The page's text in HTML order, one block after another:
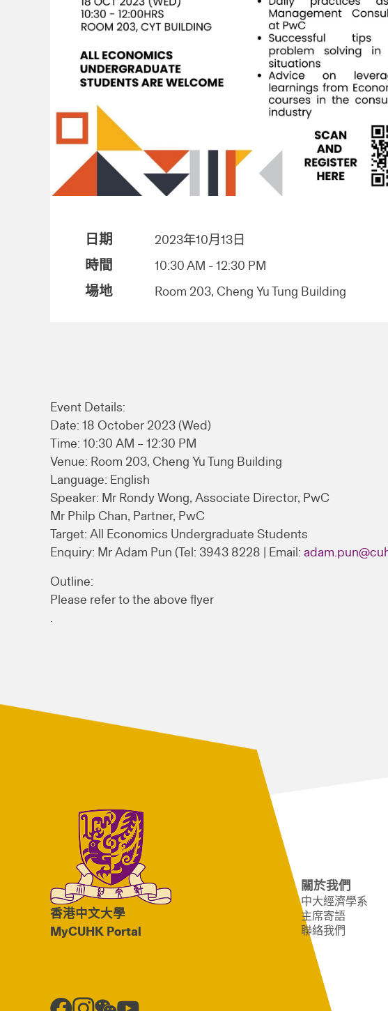
日期 2023年10月13日
時間 10:30 AM - 12:30 PM
場地 Room 203, Cheng Yu Tung Building
Event Details:
Date: 18 October 2023 (Wed)
Time: 10:30 AM – 12:30 PM
Venue: Room 203, Cheng Yu Tung Building
Language: English
Speaker: Mr Rondy Wong, Associate Director, PwC
Mr Philp Chan, Partner, PwC
Target: All Economics Undergraduate Students
Enquiry: Mr Adam Pun (Tel: 3943 8228 | Email:
Outline:
Please refer to the above flyer
.
香港中文大學
MyCUHK Portal
關於我們
中大經濟學系
主席寄語
聯絡我們